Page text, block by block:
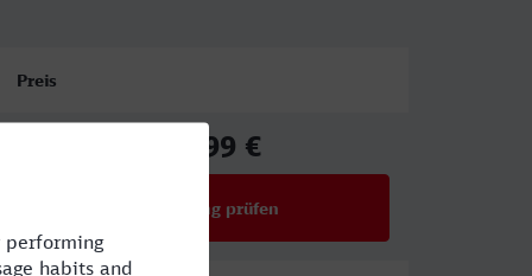
Preis
44,99 €
Verbindung prüfen